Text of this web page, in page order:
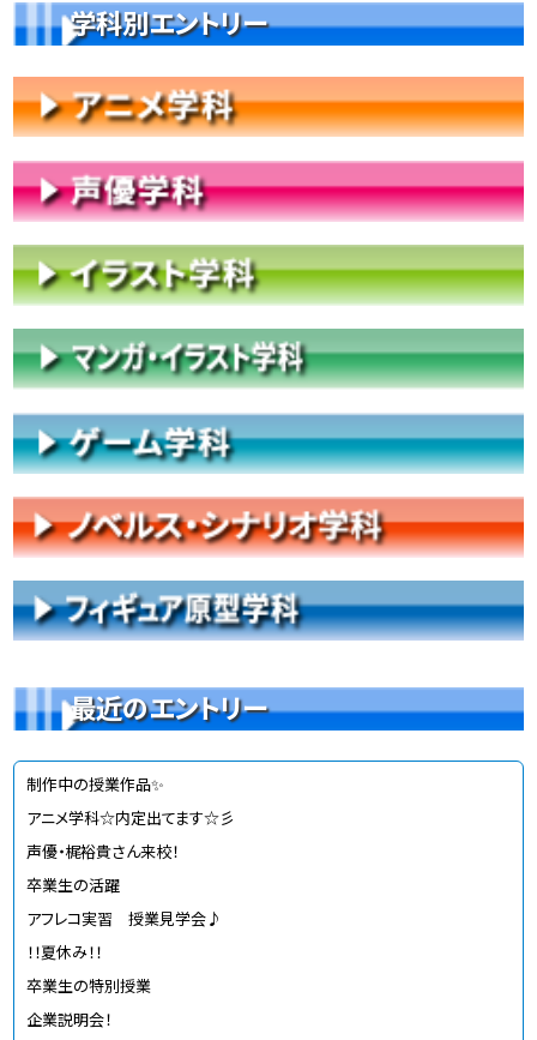
学科別エントリー
最近のエントリー
制作中の授業作品✨
アニメ学科☆内定出てます☆彡
声優・梶裕貴さん来校！
卒業生の活躍
アフレコ実習 授業見学会♪
！！夏休み！！
卒業生の特別授業
企業説明会！